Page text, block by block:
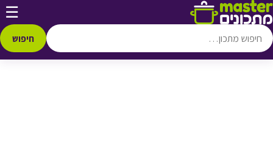
דלג לתוכן ☰
חיפוש
♥ הוספה